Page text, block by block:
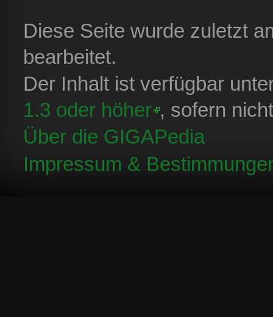
Diese Seite wurde zuletzt
bearbeitet.
Der Inhalt ist verfügbar
1.3 oder höher , sofern
Über die GIGAPedia
Impressum &